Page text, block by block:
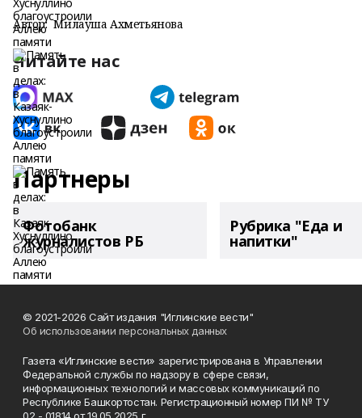
Автор: Милауша Ахметьянова
Читайте нас
Партнеры
Фотобанк
журналистов РБ
Рубрика "Еда и
напитки"
© 2021-2026 Сайт издания "Иглинские вести"
Об использовании персональных данных
Газета «Иглинские вести» зарегистрирована в Управлении
Федеральной службы по надзору в сфере связи,
информационных технологий и массовых коммуникаций по
Республике Башкортостан. Регистрационный номер ПИ № ТУ